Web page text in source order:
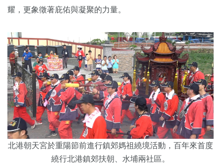
耀，更象徵著庇佑與凝聚的力量。
北港朝天宮於重陽節前進行鎮郊媽祖繞境活動，百年來首度
繞行北港鎮郊扶朝、水埔兩社區。